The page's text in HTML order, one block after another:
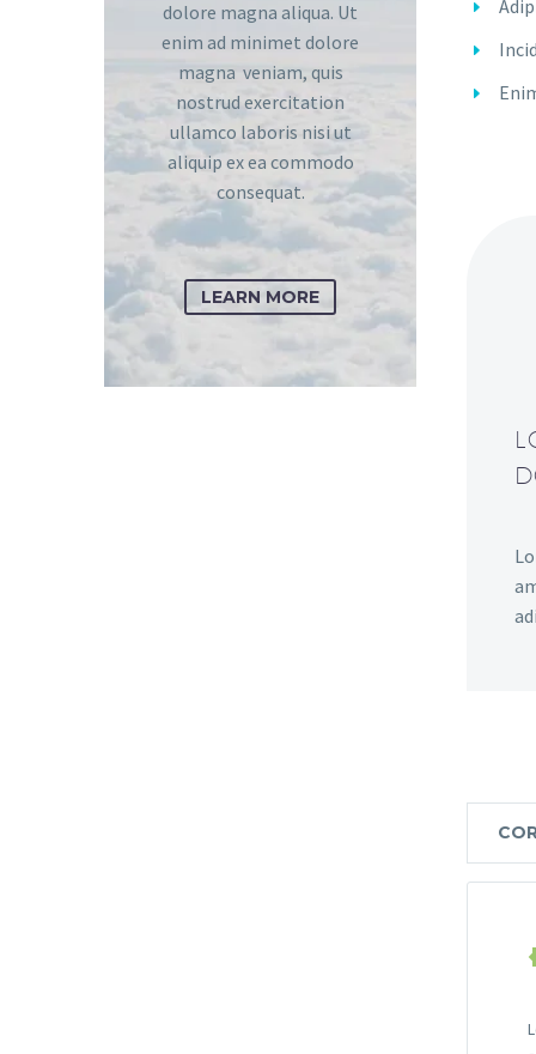
dolore magna aliqua. Ut
enim ad minimet dolore
magna veniam, quis
nostrud exercitation
ullamco laboris nisi ut
aliquip ex ea commodo
consequat.
LEARN MORE